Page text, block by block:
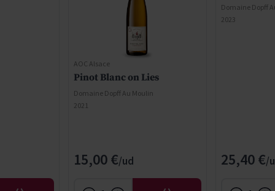
AOC Alsace
Pinot Blanc on Lies
Domaine Dopff Au Moulin
2021
15,00 €
Domaine Dopff
2023
25,40 €